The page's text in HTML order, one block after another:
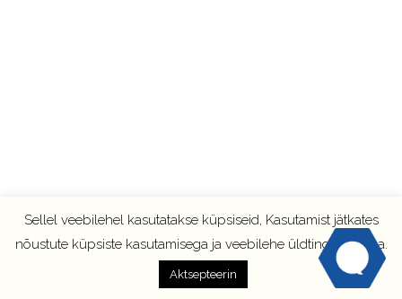
Sellel veebilehel kasutatakse küpsiseid, Kasutamist jätkates
nõustute küpsiste kasutamisega ja veebilehe üldtingimustega.
Aktsepteerin